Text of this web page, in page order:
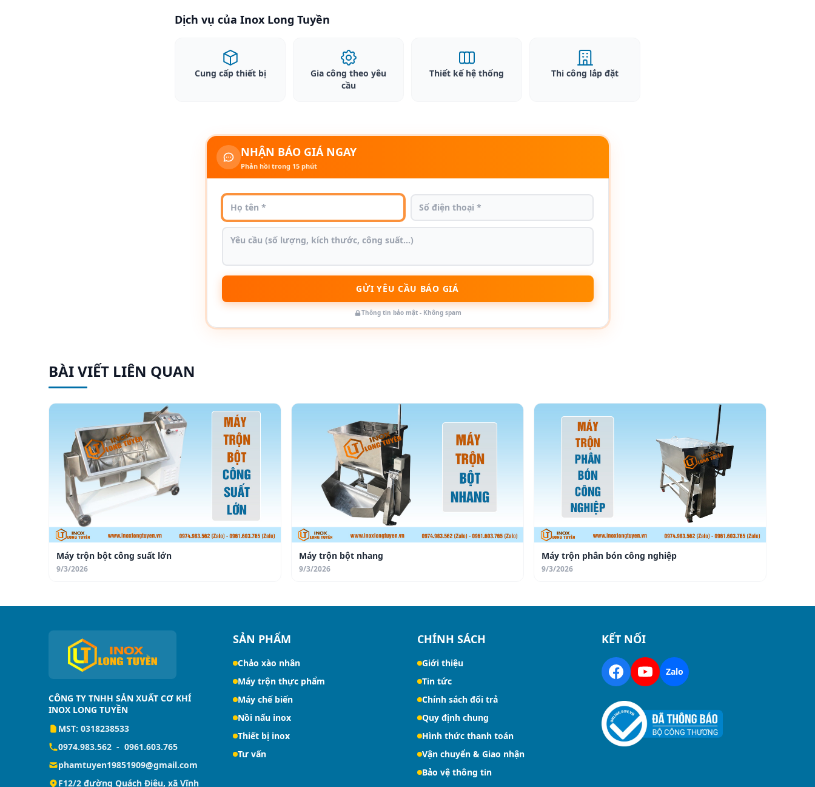
Dịch vụ của Inox Long Tuyền
Cung cấp thiết bị
Gia công theo yêu
cầu
Thiết kế hệ thống Thi công lắp đặt
NHẬN BÁO GIÁ NGAY
Phản hồi trong 15 phút
GỬI YÊU CẦU BÁO GIÁ
Thông tin bảo mật - Không spam
BÀI VIẾT LIÊN QUAN
Máy trộn bột công suất lớn
9/3/2026
Máy trộn bột nhang
9/3/2026
Máy trộn phân bón công nghiệp
9/3/2026
CÔNG TY TNHH SẢN XUẤT CƠ KHÍ
INOX LONG TUYỀN
MST: 0318238533
0974.983.562 - 0961.603.765
phamtuyen19851909@gmail.com
F12/2 đường Quách Điêu, xã Vĩnh
SẢN PHẨM
Chảo xào nhân
Máy trộn thực phẩm
Máy chế biến
Nồi nấu inox
Thiết bị inox
Tư vấn
CHÍNH SÁCH
Giới thiệu
Tin tức
Chính sách đổi trả
Quy định chung
Hình thức thanh toán
Vận chuyển & Giao nhận
Bảo vệ thông tin
KẾT NỐI
Zalo